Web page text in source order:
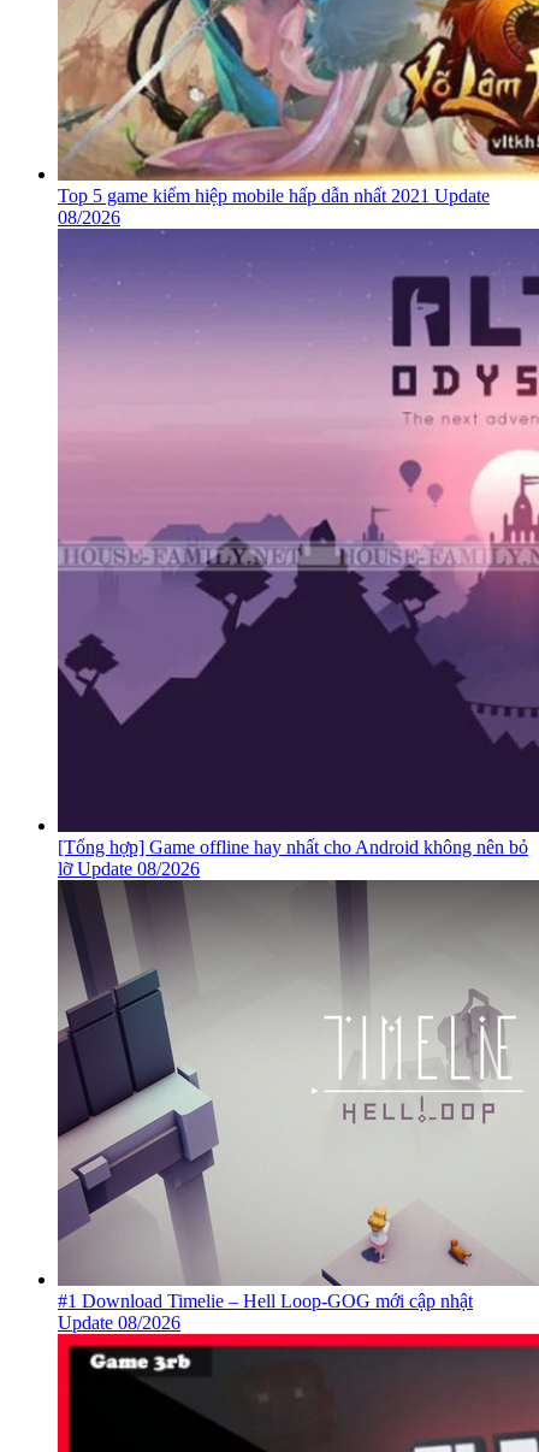
Top 5 game kiếm hiệp mobile hấp dẫn nhất 2021 Update
08/2026
[Tổng hợp] Game offline hay nhất cho Android không nên bỏ
lỡ Update 08/2026
#1 Download Timelie – Hell Loop-GOG mới cập nhật
Update 08/2026